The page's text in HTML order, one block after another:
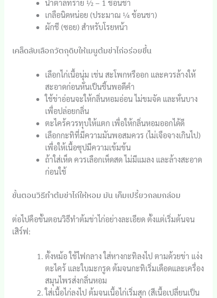
น้ำตาลทราย ½ – 1 ช้อนชา
เกลือนิดหน่อย (ประมาณ ¼ ช้อนชา)
ผักชี (ซอย) สำหรับโรยหน้า
เคล็ดลับเลือกวัตถุดิบให้เมนูต้มข่าไก่อร่อยขึ้น
เลือกไก่เนื้อนุ่ม เช่น สะโพกหรืออก และควรล้างให้
สะอาดก่อนหั่นเป็นชิ้นพอดีคำ
ใช้ข่าอ่อนจะให้กลิ่นหอมอ่อน ไม่ขมจัด และหั่นบาง
เพื่อปล่อยกลิ่น
ตะไคร้ควรทุบให้แตก เพื่อให้กลิ่นหอมออกได้ดี
เลือกกะทิที่มีความมันพอสมควร (ไม่เจือจางเกินไป)
เพื่อให้เนื้อซุปมีความเข้มข้น
ถ้าใส่เห็ด ควรเลือกเห็ดสด ไม่มีแมลง และล้างสะอาด
ก่อนใช้
ขั้นตอนวิธีทำต้มข่าไก่ให้หอม มัน เค็มเปรี้ยวกลมกล่อม
ต่อไปคือขั้นตอนวิธีทำต้มข่าไก่อย่างละเอียด ตั้งแต่เริ่มต้นจน
เสิร์ฟ:
ตั้งหม้อ ใช้ไฟกลาง ใส่หางกะทิลงไป ตามด้วยข่า แง่ง
ตะไคร้ และใบมะกรูด ต้มจนกะทิเริ่มเดือดและเครื่อง
สมุนไพรส่งกลิ่นหอม
ใส่เนื้อไก่ลงไป ต้มจนเนื้อไก่เริ่มสุก (สีเนื้อเปลี่ยนเป็น